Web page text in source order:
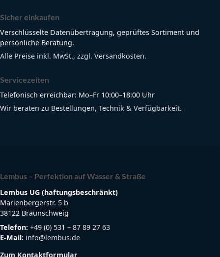
Sicher einkaufen
Verschlüsselte Datenübertragung, geprüftes Sortiment und
persönliche Beratung.
Alle Preise inkl. MwSt., zzgl. Versandkosten.
Servicezeiten
Telefonisch erreichbar: Mo–Fr 10:00–18:00 Uhr
Wir beraten zu Bestellungen, Technik & Verfügbarkeit.
Lembus – Perfektion auf Wasser & Straße
Lembus UG (haftungsbeschränkt)
Marienbergerstr. 5 b
38122 Braunschweig
Telefon: +49 (0) 531 – 87 89 27 63
E-Mail: info@lembus.de
Zum Kontaktformular